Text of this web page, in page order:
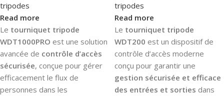
tripodes
Read more
Le tourniquet tripode
WDT1000PRO est une solution
avancée de contrôle d’accès
sécurisée, conçue pour gérer
efficacement le flux de
personnes dans les
tripodes
Read more
Le tourniquet tripode
WDT200 est un dispositif de
contrôle d’accès moderne
conçu pour garantir une
gestion sécurisée et efficace
des entrées et sorties dans